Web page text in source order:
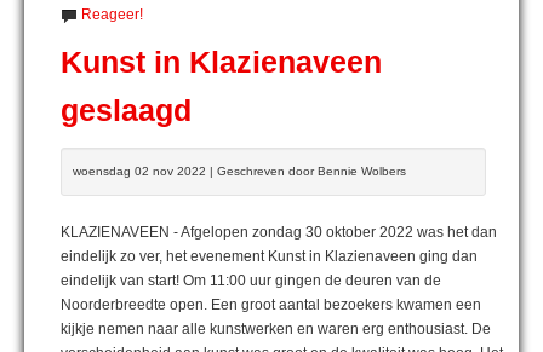
Reageer!
Kunst in Klazienaveen
geslaagd
woensdag 02 nov 2022 | Geschreven door Bennie Wolbers
KLAZIENAVEEN - Afgelopen zondag 30 oktober 2022 was het dan
eindelijk zo ver, het evenement Kunst in Klazienaveen ging dan
eindelijk van start! Om 11:00 uur gingen de deuren van de
Noorderbreedte open. Een groot aantal bezoekers kwamen een
kijkje nemen naar alle kunstwerken en waren erg enthousiast. De